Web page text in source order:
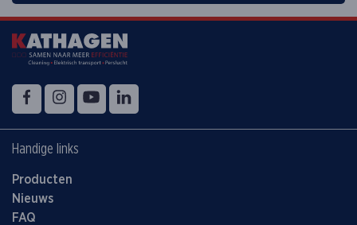
Volg ons op
FacebookInstagramYouTube
Handige links
Producten
Nieuws
FAQ